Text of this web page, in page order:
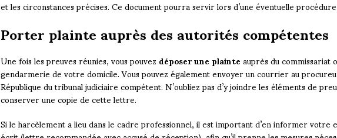
et les circonstances précises. Ce document pourra servir lors d’une éventuelle
Porter plainte auprès des autorités compétentes
Une fois les preuves réunies, vous pouvezdéposer une plainteauprès du commissariat
gendarmerie de votre domicile. Vous pouvez également envoyer un courrier au
République du tribunal judiciaire compétent. N’oubliez pas d’y joindre les éléments de
conserver une copie de cette lettre.
Si le harcèlement a lieu dans le cadre professionnel, il est important d’en informer